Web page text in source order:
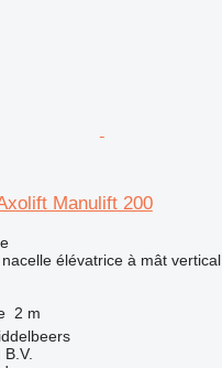
Manulift 200
élévatrice à mât vertical
2 m